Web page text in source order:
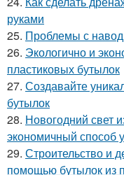
руками
25. Проблемы с
26. Экологично и
пластиковых бутылок
27. Создавайте
бутылок
28. Новогодний свет
экономичный способ
29. Строительство и
помощью бутылок из